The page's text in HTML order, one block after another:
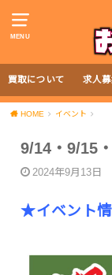
MENU
買取について 求人
HOME イベント
9/14・9/15
2024年9月13日
★イベント